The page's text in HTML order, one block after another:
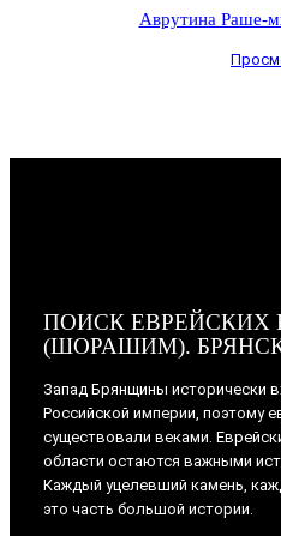
Аврутина Раше-
ПОИСК ЕВРЕЙСКИХ
(ШОРАШИМ).
Запад Брянщины исторически
Российской империи, поэтому
существовали веками.
области остаются важными
Каждый уцелевший камень,
это часть большой истории.